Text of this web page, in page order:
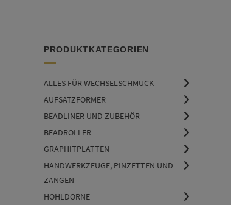
PRODUKTKATEGORIEN
ALLES FÜR WECHSELSCHMUCK
AUFSATZFORMER
BEADLINER UND ZUBEHÖR
BEADROLLER
GRAPHITPLATTEN
HANDWERKZEUGE, PINZETTEN UND
ZANGEN
HOHLDORNE